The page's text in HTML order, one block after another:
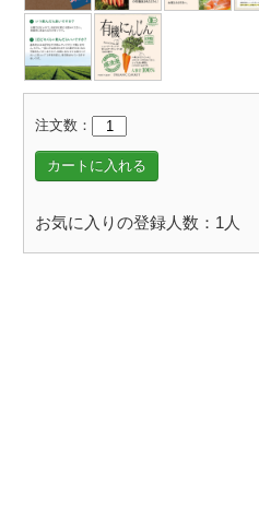
注文数：
カートに入れる
お気に入りの登録人数：1人